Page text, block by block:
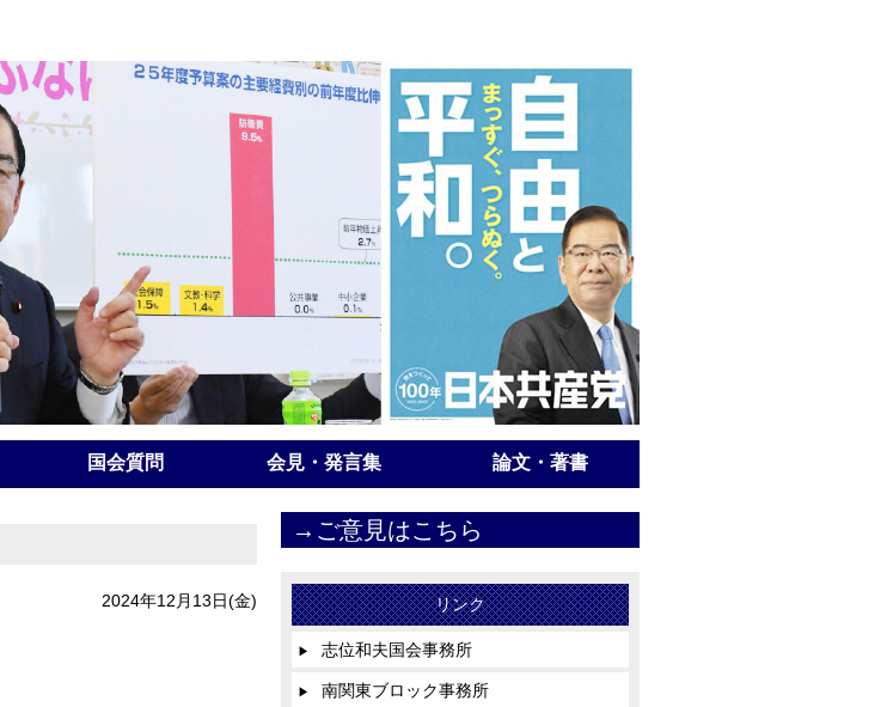
国会質問 会見・発言集 論文・著書
2024年12月13日(金)
→ご意見はこちら
リンク
▶ 志位和夫国会事務所
▶ 南関東ブロック事務所